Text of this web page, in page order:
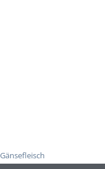
Gänsefleisch